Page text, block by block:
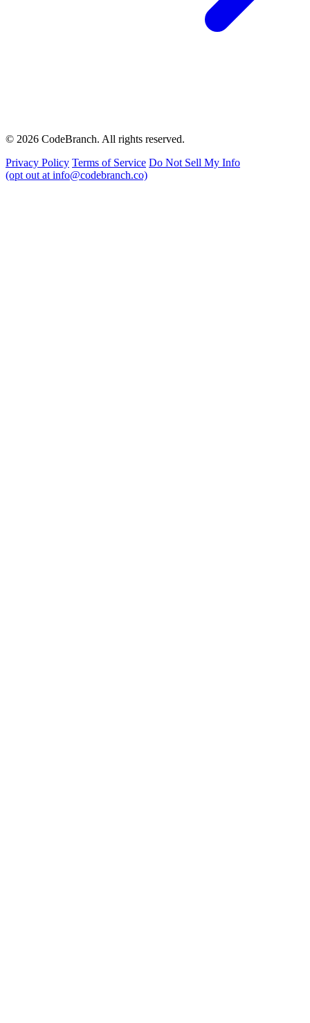
© 2026 CodeBranch. All rights reserved.
Privacy Policy Terms of Service Do Not Sell My Info
(opt out at info@codebranch.co)